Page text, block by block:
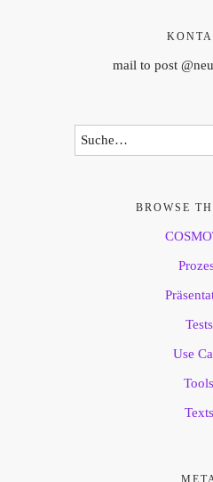
mail to post
BROWSE
Tests
Use
Tools
Texts